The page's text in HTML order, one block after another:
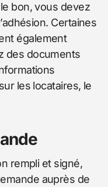
bon, vous devez
Certaines
également
des documents
les locataires, le
rempli et signé,
auprès de